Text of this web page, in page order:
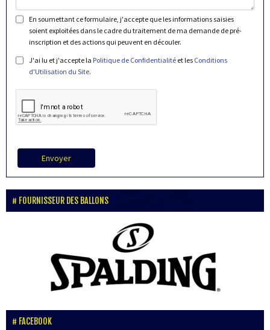
En soumettant ce formulaire, j'accepte que les informations saisies
soient exploitées dans le cadre du traitement de ma demande de pré-
inscription et des actions qui peuvent en découler.
J'ai lu et j'accepte la Politique de Confidentialité et les Conditions
d'Utilisation du Site.
Envoyer
FOURNISSEUR DES BALLONS
FACEBOOK